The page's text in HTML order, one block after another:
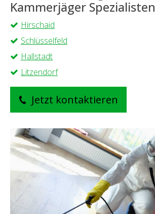
Kammerjäger Spezialisten
Hirschaid
Schlüsselfeld
Hallstadt
Litzendorf
Jetzt kontaktieren